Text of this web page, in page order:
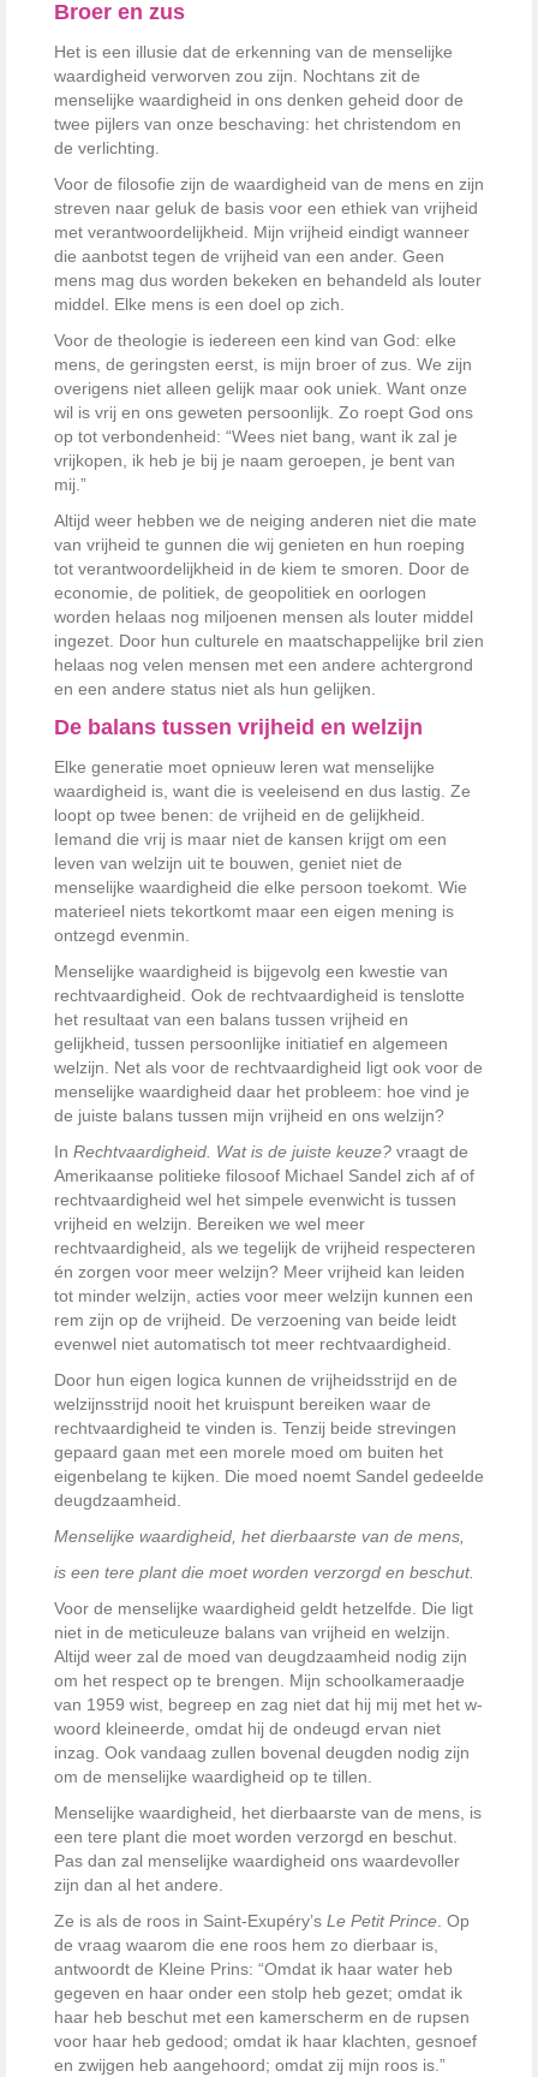
Broer en zus
Het is een illusie dat de erkenning van de menselijke
waardigheid verworven zou zijn. Nochtans zit de
menselijke waardigheid in ons denken geheid door de
twee pijlers van onze beschaving: het christendom en
de verlichting.
Voor de filosofie zijn de waardigheid van de mens en zijn
streven naar geluk de basis voor een ethiek van vrijheid
met verantwoordelijkheid. Mijn vrijheid eindigt wanneer
die aanbotst tegen de vrijheid van een ander. Geen
mens mag dus worden bekeken en behandeld als louter
middel. Elke mens is een doel op zich.
Voor de theologie is iedereen een kind van God: elke
mens, de geringsten eerst, is mijn broer of zus. We zijn
overigens niet alleen gelijk maar ook uniek. Want onze
wil is vrij en ons geweten persoonlijk. Zo roept God ons
op tot verbondenheid: “Wees niet bang, want ik zal je
vrijkopen, ik heb je bij je naam geroepen, je bent van
mij.”
Altijd weer hebben we de neiging anderen niet die mate
van vrijheid te gunnen die wij genieten en hun roeping
tot verantwoordelijkheid in de kiem te smoren. Door de
economie, de politiek, de geopolitiek en oorlogen
worden helaas nog miljoenen mensen als louter middel
ingezet. Door hun culturele en maatschappelijke bril zien
helaas nog velen mensen met een andere achtergrond
en een andere status niet als hun gelijken.
De balans tussen vrijheid en welzijn
Elke generatie moet opnieuw leren wat menselijke
waardigheid is, want die is veeleisend en dus lastig. Ze
loopt op twee benen: de vrijheid en de gelijkheid.
Iemand die vrij is maar niet de kansen krijgt om een
leven van welzijn uit te bouwen, geniet niet de
menselijke waardigheid die elke persoon toekomt. Wie
materieel niets tekortkomt maar een eigen mening is
ontzegd evenmin.
Menselijke waardigheid is bijgevolg een kwestie van
rechtvaardigheid. Ook de rechtvaardigheid is tenslotte
het resultaat van een balans tussen vrijheid en
gelijkheid, tussen persoonlijke initiatief en algemeen
welzijn. Net als voor de rechtvaardigheid ligt ook voor de
menselijke waardigheid daar het probleem: hoe vind je
de juiste balans tussen mijn vrijheid en ons welzijn?
In Rechtvaardigheid. Wat is de juiste keuze? vraagt de
Amerikaanse politieke filosoof Michael Sandel zich af of
rechtvaardigheid wel het simpele evenwicht is tussen
vrijheid en welzijn. Bereiken we wel meer
rechtvaardigheid, als we tegelijk de vrijheid respecteren
én zorgen voor meer welzijn? Meer vrijheid kan leiden
tot minder welzijn, acties voor meer welzijn kunnen een
rem zijn op de vrijheid. De verzoening van beide leidt
evenwel niet automatisch tot meer rechtvaardigheid.
Door hun eigen logica kunnen de vrijheidsstrijd en de
welzijnsstrijd nooit het kruispunt bereiken waar de
rechtvaardigheid te vinden is. Tenzij beide strevingen
gepaard gaan met een morele moed om buiten het
eigenbelang te kijken. Die moed noemt Sandel gedeelde
deugdzaamheid.
Menselijke waardigheid, het dierbaarste van de mens,
is een tere plant die moet worden verzorgd en beschut.
Voor de menselijke waardigheid geldt hetzelfde. Die ligt
niet in de meticuleuze balans van vrijheid en welzijn.
Altijd weer zal de moed van deugdzaamheid nodig zijn
om het respect op te brengen. Mijn schoolkameraadje
van 1959 wist, begreep en zag niet dat hij mij met het w-
woord kleineerde, omdat hij de ondeugd ervan niet
inzag. Ook vandaag zullen bovenal deugden nodig zijn
om de menselijke waardigheid op te tillen.
Menselijke waardigheid, het dierbaarste van de mens, is
een tere plant die moet worden verzorgd en beschut.
Pas dan zal menselijke waardigheid ons waardevoller
zijn dan al het andere.
Ze is als de roos in Saint-Exupéry’s Le Petit Prince. Op
de vraag waarom die ene roos hem zo dierbaar is,
antwoordt de Kleine Prins: “Omdat ik haar water heb
gegeven en haar onder een stolp heb gezet; omdat ik
haar heb beschut met een kamerscherm en de rupsen
voor haar heb gedood; omdat ik haar klachten, gesnoef
en zwijgen heb aangehoord; omdat zij mijn roos is.”